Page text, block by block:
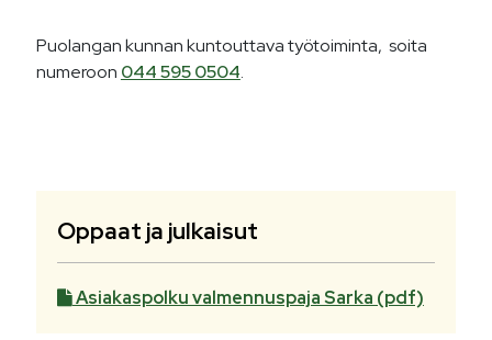
Puolangan kunnan kuntouttava työtoiminta, soita
numeroon 044 595 0504.
Oppaat ja julkaisut
Asiakaspolku valmennuspaja Sarka (pdf)